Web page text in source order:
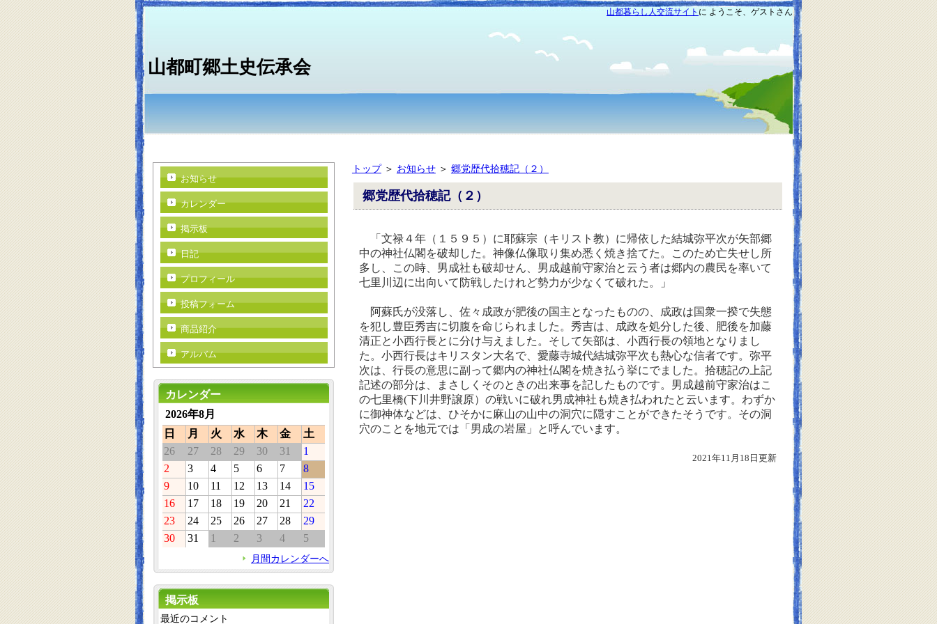
山都暮らし人交流サイト に ようこそ、ゲストさん
山都町郷土史伝承会
トップ＞ お知らせ＞ 郷党歴代拾穂記（２）
郷党歴代拾穂記（２）
「文禄４年（１５９５）に耶蘇宗（キリスト教）に帰依した結城弥平次が矢部郷
中の神社仏閣を破却した。神像仏像取り集め悉く焼き捨てた。このため亡失せし所
多し、この時、男成社も破却せん、男成越前守家治と云う者は郷内の農民を率いて
七里川辺に出向いて防戦したけれど勢力が少なくて破れた。」
阿蘇氏が没落し、佐々成政が肥後の国主となったものの、成政は国衆一揆で失態
を犯し豊臣秀吉に切腹を命じられました。秀吉は、成政を処分した後、肥後を加藤
清正と小西行長とに分け与えました。そして矢部は、小西行長の領地となりまし
た。小西行長はキリスタン大名で、愛藤寺城代結城弥平次も熱心な信者です。弥平
次は、行長の意思に副って郷内の神社仏閣を焼き払う挙にでました。拾穂記の上記
記述の部分は、まさしくそのときの出来事を記したものです。男成越前守家治はこ
の七里橋(下川井野譲原）の戦いに破れ男成神社も焼き払われたと云います。わずか
に御神体などは、ひそかに麻山の山中の洞穴に隠すことができたそうです。その洞
穴のことを地元では「男成の岩屋」と呼んでいます。
2021年11月18日更新
お知らせ
カレンダー
掲示板
日記
プロフィール
投稿フォーム
商品紹介
アルバム
カレンダー
2026年8月
日
月 火 水 木 金
土
26
27 28 29 30 31
1
2
3 4 5 6 7
8
9
10 11 12 13 14
15
16
17 18 19 20 21
22
23
24 25 26 27 28
29
30
31 1 2 3 4 5
月間カレンダーへ
掲示板
最近のコメント